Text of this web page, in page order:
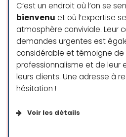
C’est un endroit où l’on se
bienvenu et où l’expertise
atmosphère conviviale. Leur
demandes urgentes est
considérable et témoigne de
professionnalisme et de leur
leurs clients. Une adresse à
hésitation !
Voir les détails